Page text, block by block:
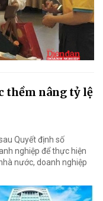
thềm nâng tỷ lệ
Quyết định số
nghiệp để thực hiện
nước, doanh nghiệp